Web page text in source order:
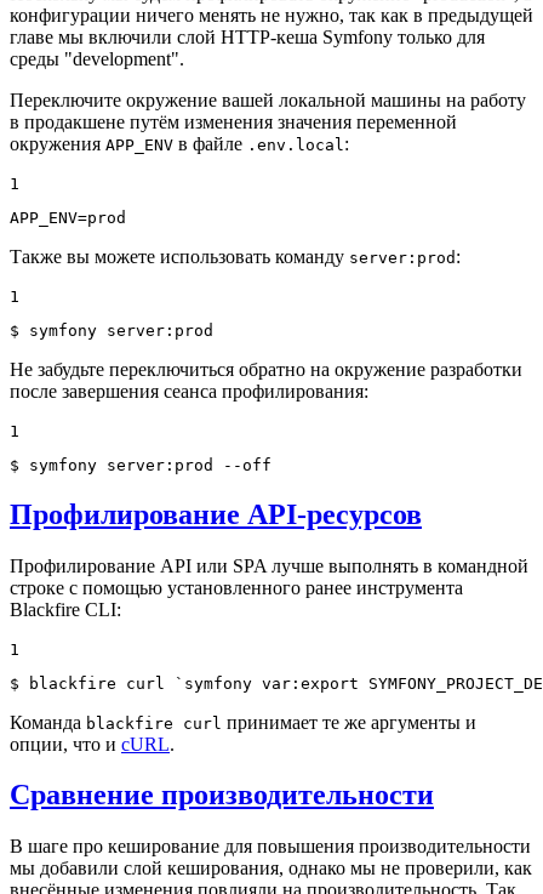
конфигурации ничего менять не нужно, так как в предыдущей
главе мы включили слой HTTP-кеша Symfony только для
среды "development".
Переключите окружение вашей локальной машины на работу
в продакшене путём изменения значения переменной
окружения APP_ENV в файле .env.local :
1
APP_ENV=prod
Также вы можете использовать команду server:prod :
1
$ symfony server:prod
Не забудьте переключиться обратно на окружение разработки
после завершения сеанса профилирования:
1
$ symfony server:prod --off
Профилирование API-ресурсов
Профилирование API или SPA лучше выполнять в командной
строке с помощью установленного ранее инструмента
Blackfire CLI:
1
$
blackfire curl `symfony var: export
Команда blackfire curl принимает те же аргументы и
опции, что и cURL.
Сравнение производительности
В шаге про кеширование для повышения производительности
мы добавили слой кеширования, однако мы не проверили, как